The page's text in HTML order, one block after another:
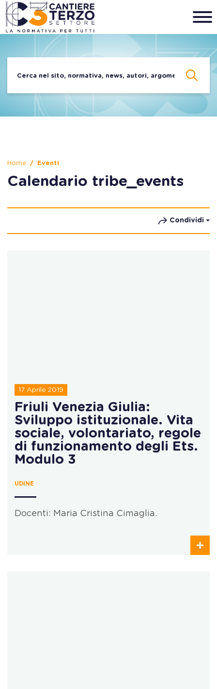
Home Eventi
Calendario tribe_events
Condividi
17 Aprile 2019
Friuli Venezia Giulia:
Sviluppo istituzionale. Vita
sociale, volontariato, regole
di funzionamento degli Ets.
Modulo 3
UDINE
Docenti: Maria Cristina Cimaglia.